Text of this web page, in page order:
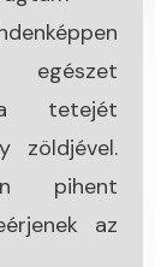
tetejét
zöldjével.
pihent
az